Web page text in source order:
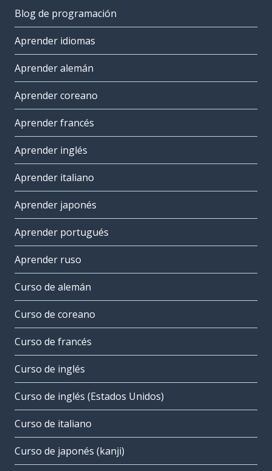
Blog de programación
Aprender idiomas
Aprender alemán
Aprender coreano
Aprender francés
Aprender inglés
Aprender italiano
Aprender japonés
Aprender portugués
Aprender ruso
Curso de alemán
Curso de coreano
Curso de francés
Curso de inglés
Curso de inglés (Estados Unidos)
Curso de italiano
Curso de japonés (kanji)